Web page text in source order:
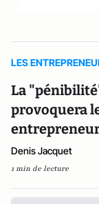
LES
La
provoquera
Denis Jacquet
1 min de lecture